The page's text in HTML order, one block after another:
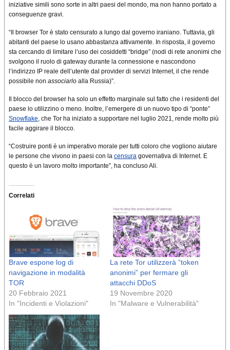
iniziative simili sono sorte in altri paesi del mondo, ma non hanno portato a
conseguenze gravi.
“Il browser Tor è stato censurato a lungo dal governo iraniano. Tuttavia, gli
abitanti del paese lo usano abbastanza attivamente. In risposta, il governo
sta cercando di limitare l’uso dei cosiddetti “bridge” (nodi di rete anonimi che
svolgono il ruolo di gateway durante la connessione e nascondono
l’indirizzo IP reale dell’utente dal provider di servizi Internet, il che rende
possibile non associarlo alla Russia)”.
Il blocco del browser ha solo un effetto marginale sul fatto che i residenti del
paese lo utilizzino o meno. Inoltre, l’emergere di un nuovo tipo di “ponte”
Snowflake, che Tor ha iniziato a supportare nel luglio 2021, rende molto più
facile aggirare il blocco.
“Costruire ponti è un imperativo morale per tutti coloro che vogliono aiutare
le persone che vivono in paesi con la censura governativa di Internet. E
questo è un lavoro molto importante”, ha concluso Ali.
Correlati
Brave espone log di
navigazione in modalità
TOR
20 Febbraio 2021
In "Incidenti e Violazioni"
La rete Tor utilizzerà “token
anonimi” per fermare gli
attacchi DDoS
19 Novembre 2020
In "Malware e Vulnerabilità"